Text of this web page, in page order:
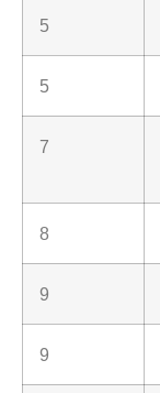
5
5
7
8
9
9